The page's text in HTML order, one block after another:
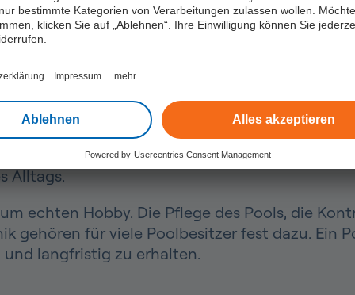
bestimmte Kategorien von Verarbeitungen zulassen wollen.
klicken Sie auf „Ablehnen“. Ihre Einwilligung können Sie
Impressum mehr
Ablehnen Alles akzeptieren
Powered by Usercentrics Consent Management
und Freizeitgewinn
Hausbesitzer weit mehr als ein Element
im eigenen Zuhause einen persönlichen
mit Familie und Freunden verbringen
Alltags.
echten Hobby. Die Pflege des Pools, die
gehören für viele Poolbesitzer fest dazu. Ein
und langfristig zu erhalten.